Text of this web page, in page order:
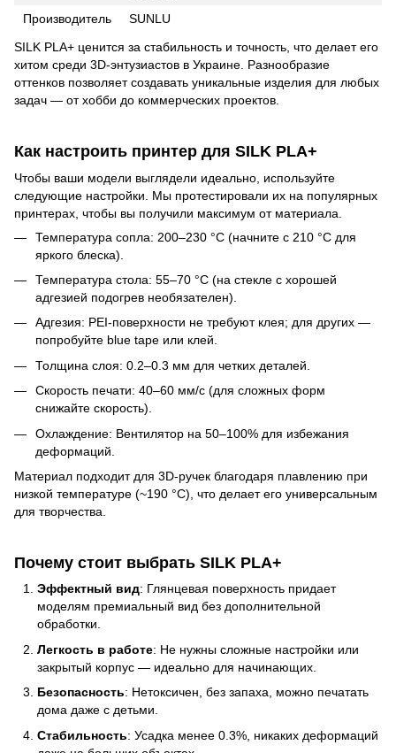
Производитель
SUNLU
SILK PLA+ ценится за стабильность и точность, что делает его
хитом среди 3D-энтузиастов в Украине. Разнообразие
оттенков позволяет создавать уникальные изделия для любых
задач — от хобби до коммерческих проектов.
Как настроить принтер для SILK PLA+
Чтобы ваши модели выглядели идеально, используйте
следующие настройки. Мы протестировали их на популярных
принтерах, чтобы вы получили максимум от материала.
Температура сопла: 200–230 °C (начните с 210 °C для
яркого блеска).
Температура стола: 55–70 °C (на стекле с хорошей
адгезией подогрев необязателен).
Адгезия: PEI-поверхности не требуют клея; для других —
попробуйте blue tape или клей.
Толщина слоя: 0.2–0.3 мм для четких деталей.
Скорость печати: 40–60 мм/с (для сложных форм
снижайте скорость).
Охлаждение: Вентилятор на 50–100% для избежания
деформаций.
Материал подходит для 3D-ручек благодаря плавлению при
низкой температуре (~190 °C), что делает его универсальным
для творчества.
Почему стоит выбрать SILK PLA+
Эффектный вид: Глянцевая поверхность придает
моделям премиальный вид без дополнительной
обработки.
Легкость в работе: Не нужны сложные настройки или
закрытый корпус — идеально для начинающих.
Безопасность: Нетоксичен, без запаха, можно печатать
дома даже с детьми.
Стабильность: Усадка менее 0.3%, никаких деформаций